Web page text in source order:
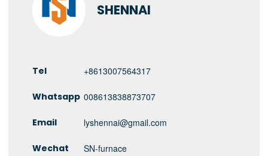
SHENNAI
Tel +8613007564317
Whatsapp 008613838873707
Email lyshennai@gmail.com
Wechat SN-furnace